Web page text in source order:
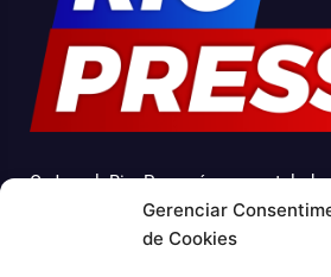
Gerenciar
de Cookies
O Jornal Rio Press é um portal
impresso que cobre diversas
Rio de Janeiro. Com uma